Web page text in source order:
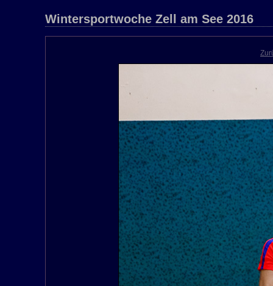
Wintersportwoche Zell am See 2016